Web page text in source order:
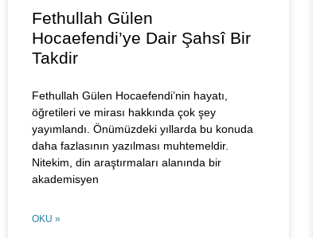
Fethullah Gülen
Hocaefendi’ye Dair Şahsî Bir
Takdir
Fethullah Gülen Hocaefendi’nin hayatı,
öğretileri ve mirası hakkında çok şey
yayımlandı. Önümüzdeki yıllarda bu konuda
daha fazlasının yazılması muhtemeldir.
Nitekim, din araştırmaları alanında bir
akademisyen
OKU »